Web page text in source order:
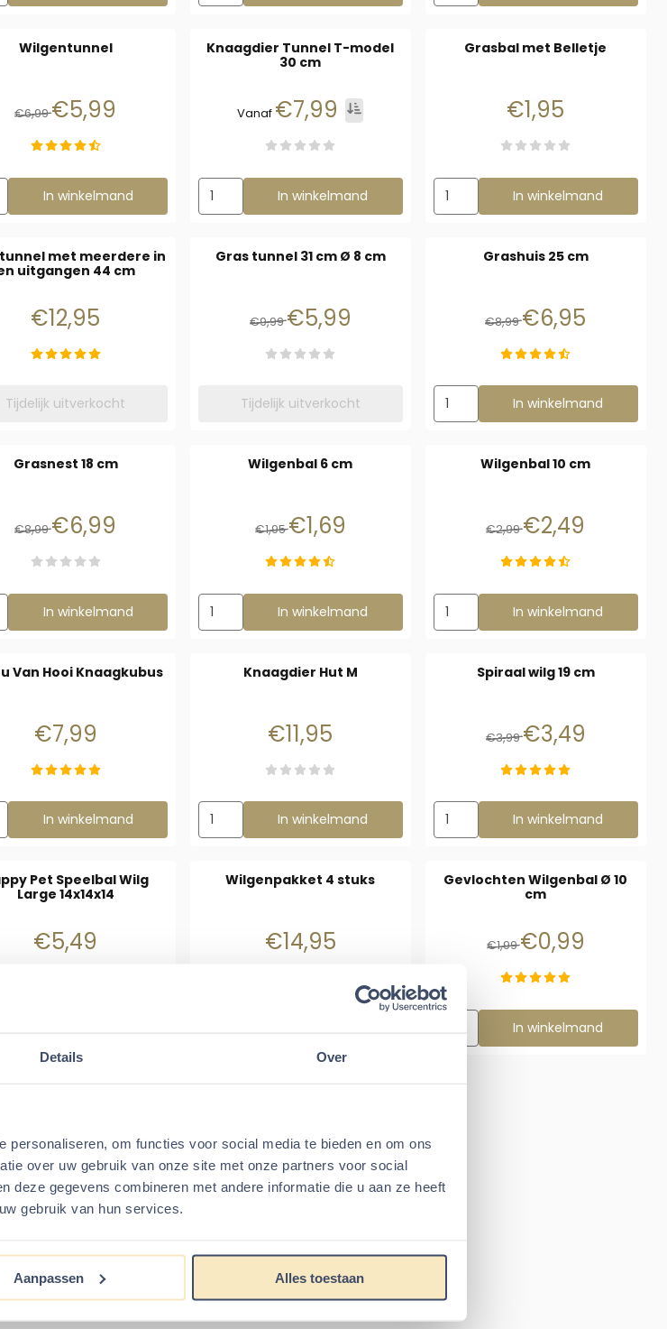
Details Over
personaliseren, om functies voor social media te bieden en om ons
over uw gebruik van onze site met onze partners voor social
deze gegevens combineren met andere informatie die u aan ze heeft
gebruik van hun services.
Aanpassen Alles toestaan
Wilgentunnel
Van 6,99 voor 5,99
€6,99€5,99
kiezen voor Wilgentunnel
In winkelmand
Knaagdier Tunnel T-model
30 cm
Staffelprijzen beschikbaar, vanaf 7,99
Vanaf €7,99 Prijs incl. btw per stuk Tot 2 €9,99 2 en meer €7,99
Aantal kiezen voor Knaagdier Tunnel T-model 30 cm
In winkelmand
Grasbal met Belletje
Prijs: 1,95
€1,95
Aantal kiezen voor Grasbal met
In winkelmand
met meerdere in
uitgangen 44 cm
Prijs: 12,95
€12,95
Tijdelijk uitverkocht
Gras tunnel 31 cm Ø 8 cm
Van 9,99 voor 5,99
€9,99€5,99
Tijdelijk uitverkocht
Grashuis 25 cm
Van 8,99 voor 6,95
€8,99€6,95
Aantal kiezen voor Grashuis 25 cm
In winkelmand
Grasnest 18 cm
Van 8,99 voor 6,99
€8,99€6,99
kiezen voor Grasnest 18 cm
In winkelmand
Wilgenbal 6 cm
Van 1,95 voor 1,69
€1,95€1,69
Aantal kiezen voor Wilgenbal 6 cm
In winkelmand
Wilgenbal 10 cm
Van 2,99 voor 2,49
€2,99€2,49
Aantal kiezen voor Wilgenbal 10 cm
In winkelmand
Van Hooi Knaagkubus
Prijs: 7,99
€7,99
kiezen voor Ik Hou Van Hooi Knaagkubus
In winkelmand
Knaagdier Hut M
Prijs: 11,95
€11,95
Aantal kiezen voor Knaagdier Hut M
In winkelmand
Spiraal wilg 19 cm
Van 3,99 voor 3,49
€3,99€3,49
Aantal kiezen voor Spiraal wilg 19 cm
In winkelmand
Pet Speelbal Wilg
Large 14x14x14
Prijs: 5,49
€5,49
Wilgenpakket 4 stuks
Prijs: 14,95
€14,95
Gevlochten Wilgenbal Ø 10
cm
Van 1,99 voor 0,99
€1,99€0,99
Aantal kiezen voor Gevlochten
In winkelmand
Prijs: 1,95
€1,95
1